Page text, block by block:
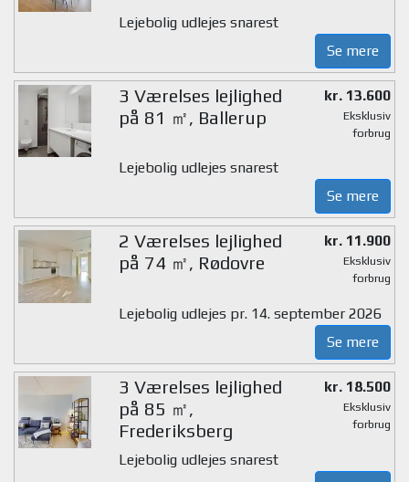
Lejebolig udlejes snarest
Se mere
3 Værelses lejlighed
på 81 ㎡, Ballerup
kr. 13.600
Eksklusiv
forbrug
Lejebolig udlejes snarest
Se mere
2 Værelses lejlighed
på 74 ㎡, Rødovre
kr. 11.900
Eksklusiv
forbrug
Lejebolig udlejes pr. 14. september 2026
Se mere
3 Værelses lejlighed
på 85 ㎡,
Frederiksberg
kr. 18.500
Eksklusiv
forbrug
Lejebolig udlejes snarest